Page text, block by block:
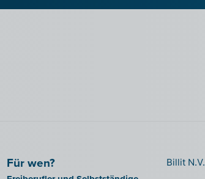
Für wen?
Billit N.V.